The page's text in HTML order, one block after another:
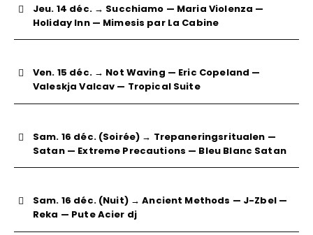
Jeu. 14 déc. → Succhiamo — Maria Violenza —
Holiday Inn — Mimesis par La Cabine
Regarder
Ven. 15 déc. → Not Waving — Eric Copeland —
Valeskja Valcav — Tropical Suite
Sam. 16 déc. (Soirée) → Trepaneringsritualen —
Satan — Extreme Precautions — Bleu Blanc Satan
Sam. 16 déc. (Nuit) → Ancient Methods — J-Zbel —
Reka — Pute Acier dj